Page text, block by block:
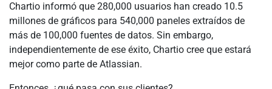
Chartio informó que 280,000 usuarios han creado 10.5
millones de gráficos para 540,000 paneles extraídos de
más de 100,000 fuentes de datos. Sin embargo,
independientemente de ese éxito, Chartio cree que estará
mejor como parte de Atlassian.